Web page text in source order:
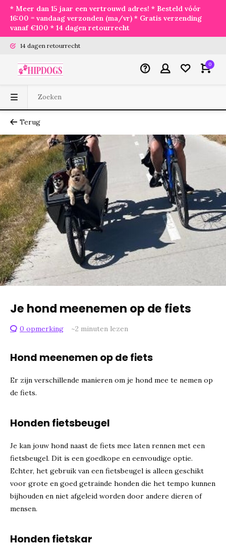
* Meer dan 15 jaar een vertrouwd adres! * Besteld vóór
16:00 = vandaag verzonden (ma/vr) * Gratis verzending
vanaf €100 * 14 dagen retourrecht
14 dagen retourrecht
0
Terug
Je hond meenemen op de fiets
0 opmerking ~2 minuten lezen
Hond meenemen op de fiets
Er zijn verschillende manieren om je hond mee te nemen op
de fiets.
Honden fietsbeugel
Je kan jouw hond naast de fiets mee laten rennen met een
fietsbeugel. Dit is een goedkope en eenvoudige optie.
Echter, het gebruik van een fietsbeugel is alleen geschikt
voor grote en goed getrainde honden die het tempo kunnen
bijhouden en niet afgeleid worden door andere dieren of
mensen.
Honden fietskar